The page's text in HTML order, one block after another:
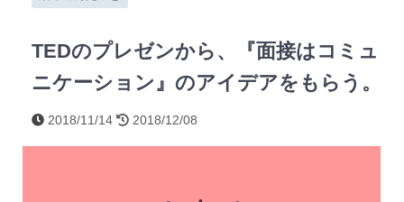
TEDのプレゼンから、『面接はコミュ
ニケーション』のアイデアをもらう。
2018/11/14 2018/12/08